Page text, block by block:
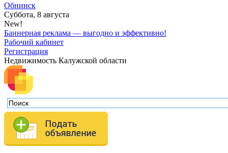
Обнинск
Суббота, 8 августа
New!
Баннерная реклама — выгодно и эффективно!
Рабочий кабинет
Регистрация
Недвижимость Калужской области